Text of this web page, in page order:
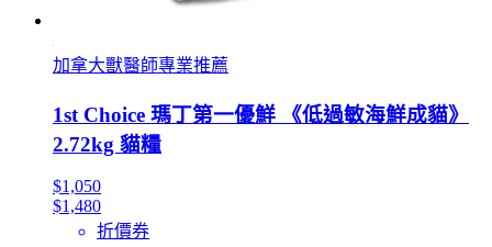
加拿大獸醫師專業推薦
1st Choice 瑪丁第一優鮮 《低過敏海鮮成貓》
2.72kg 貓糧
$1,050
$1,480
折價券